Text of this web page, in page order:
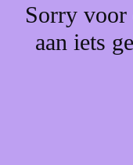
Sorry voor
aan iets